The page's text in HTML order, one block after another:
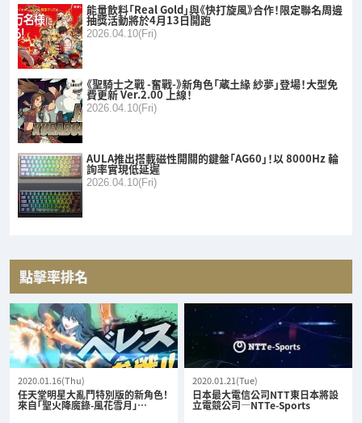
能量飲料「Real Gold」與《快打旋風》合作！限定聯名周邊
抽獎活動將於4月13日開跑
2026.04.10(Fri)
《聖騎士之戰 -奮戰-》新角色「蔵土緣 紗夢」登場！大型免
費更新 Ver.2.00 上線！
2026.04.10(Fri)
AULA推出搭載磁性開關的鍵盤「AG60」！以 8000Hz 輪
詢率實現低延遲
2026.04.10(Fri)
點擊率排名
2020.01.16(Thu)
任天堂明星大亂鬥特別版的新角色！
來自「聖火降魔錄-風花雪月」…
2020.01.21(Tue)
日本最大電信公司NTT東日本將設
立電競公司—NTTe-Sports